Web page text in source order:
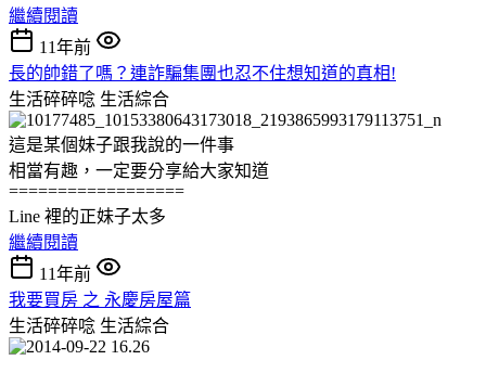
繼續閱讀
11年前
長的帥錯了嗎？連詐騙集團也忍不住想知道的真相!
生活碎碎唸 生活綜合
這是某個妹子跟我說的一件事
相當有趣，一定要分享給大家知道
==================
Line 裡的正妹子太多
繼續閱讀
11年前
我要買房 之 永慶房屋篇
生活碎碎唸 生活綜合